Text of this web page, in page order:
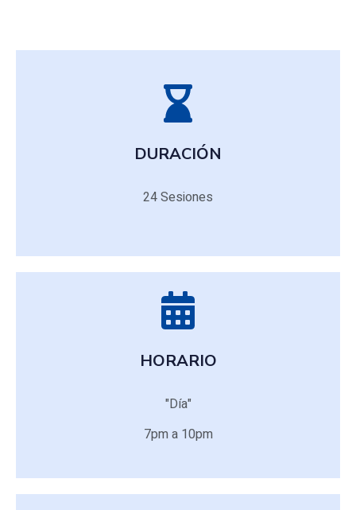
DURACIÓN
24 Sesiones
DURACIÓN
24 Sesiones
HORARIO
"Día"
7pm a 10pm
HORARIO
"Día"
7pm a 10pm